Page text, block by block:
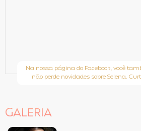
Na nossa página do Facebook, você
não perde novidades sobre Selena.
GALERIA